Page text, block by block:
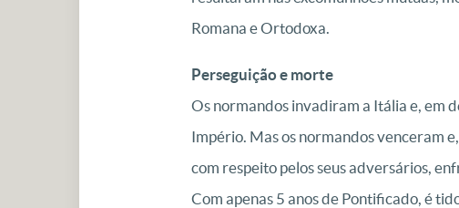
Romana e Ortodoxa.
Perseguição e morte
Os normandos invadiram a Itália e, em
Império. Mas os normandos venceram
com respeito pelos seus adversários,
Com apenas 5 anos de Pontificado, é